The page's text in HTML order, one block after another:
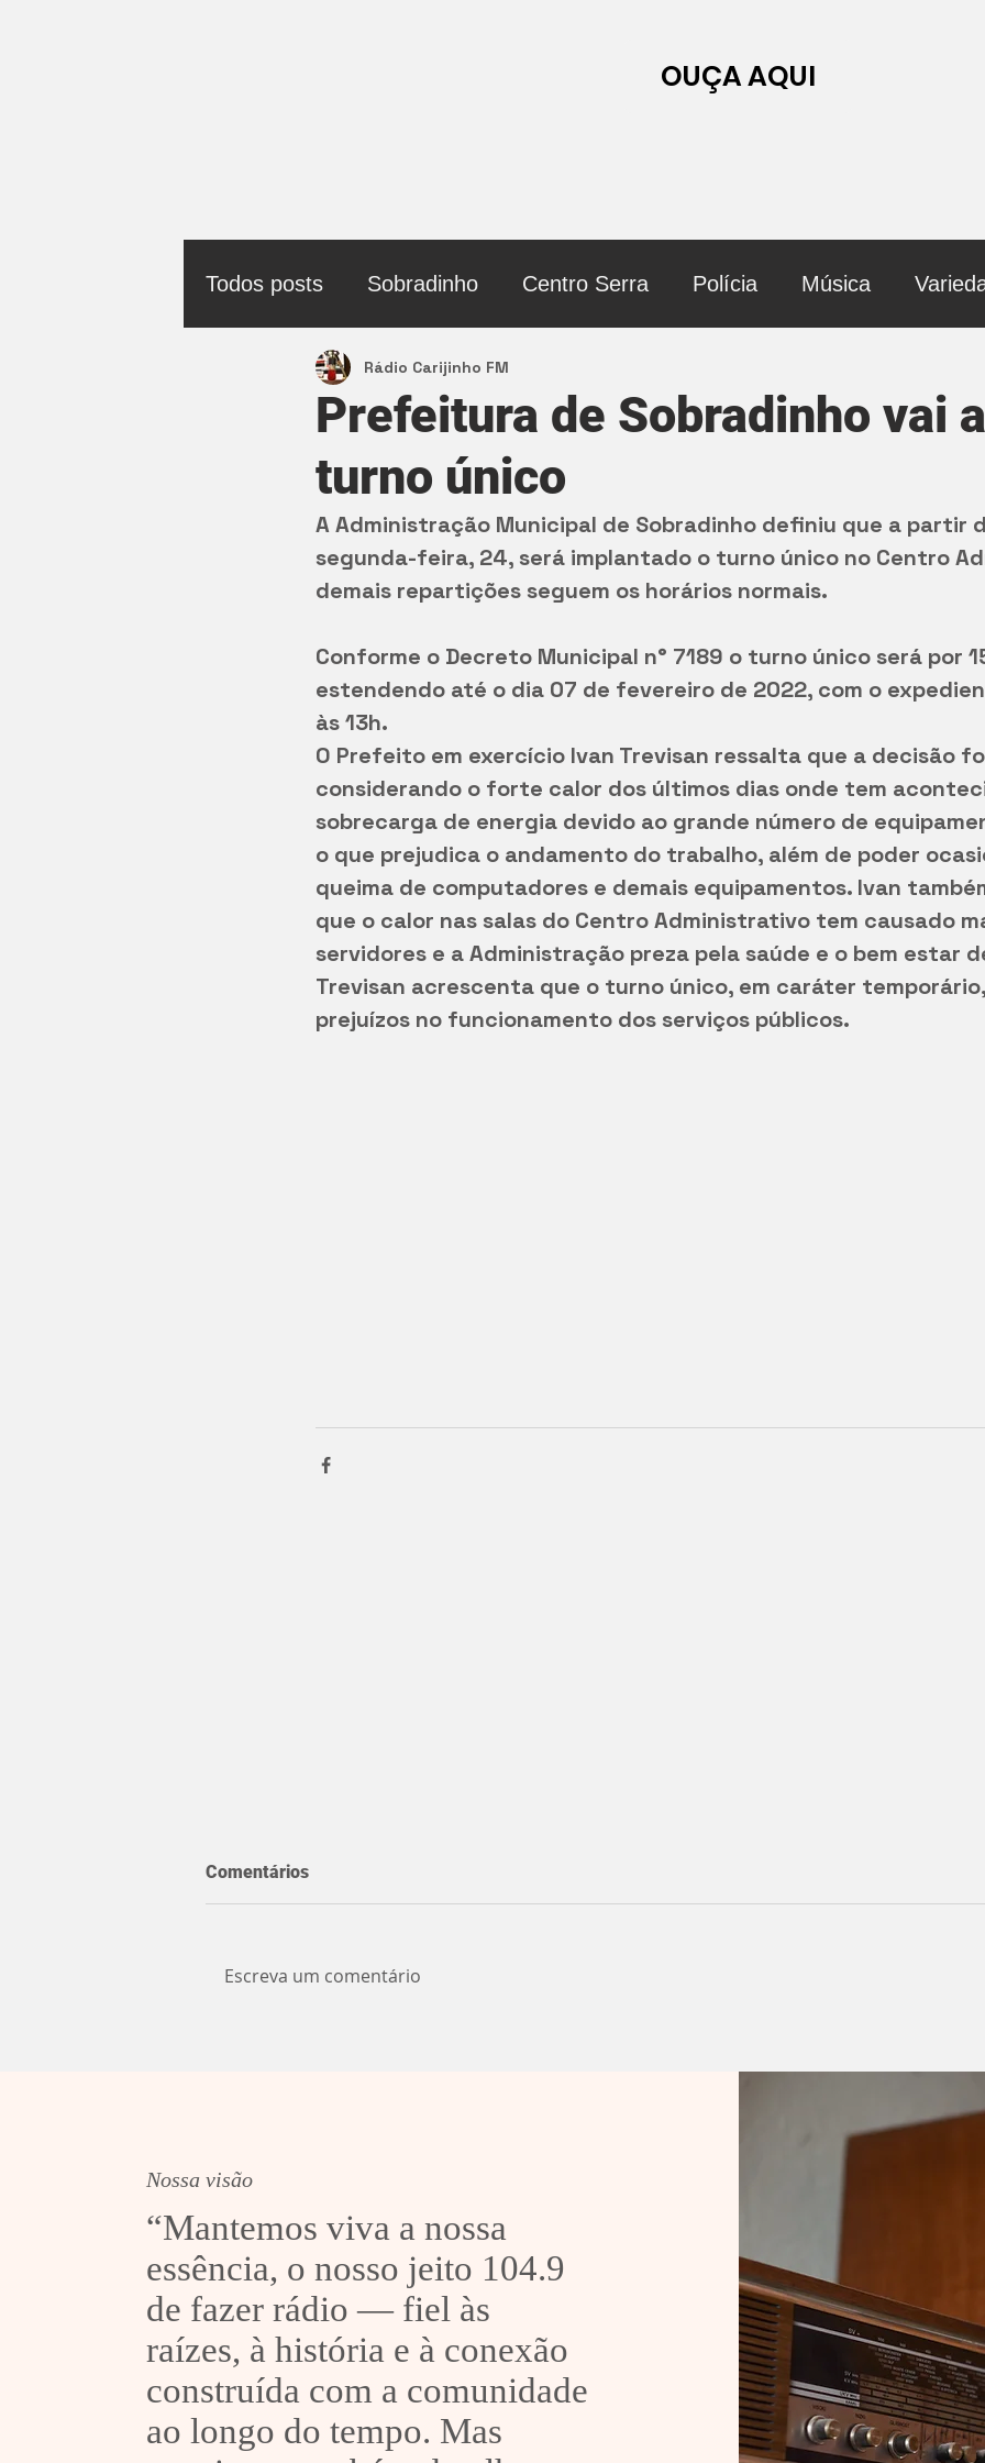
OUÇA AQUI
Todos posts Sobradinho Centro Serra Polícia Música
Política
Prefeitura de Sobradinho vai
turno único
Rádio Carijinho FM
A Administração Municipal de Sobradinho definiu que a partir
segunda-feira, 24, será implantado o turno único no Centro
demais repartições seguem os horários normais.
Conforme o Decreto Municipal n° 7189 o turno único será por
estendendo até o dia 07 de fevereiro de 2022, com o
às 13h.
O Prefeito em exercício Ivan Trevisan ressalta que a decisão
considerando o forte calor dos últimos dias onde tem
sobrecarga de energia devido ao grande número de
o que prejudica o andamento do trabalho, além de poder
queima de computadores e demais equipamentos. Ivan
que o calor nas salas do Centro Administrativo tem causado
servidores e a Administração preza pela saúde e o bem estar
Trevisan acrescenta que o turno único, em caráter
prejuízos no funcionamento dos serviços públicos.
Sobradinho pede demissão
Comentários
Escreva um comentário
Nossa visão
“Mantemos viva a nossa
essência, o nosso jeito 104.9
de fazer rádio — fiel às
raízes, à história e à conexão
construída com a comunidade
ao longo do tempo. Mas